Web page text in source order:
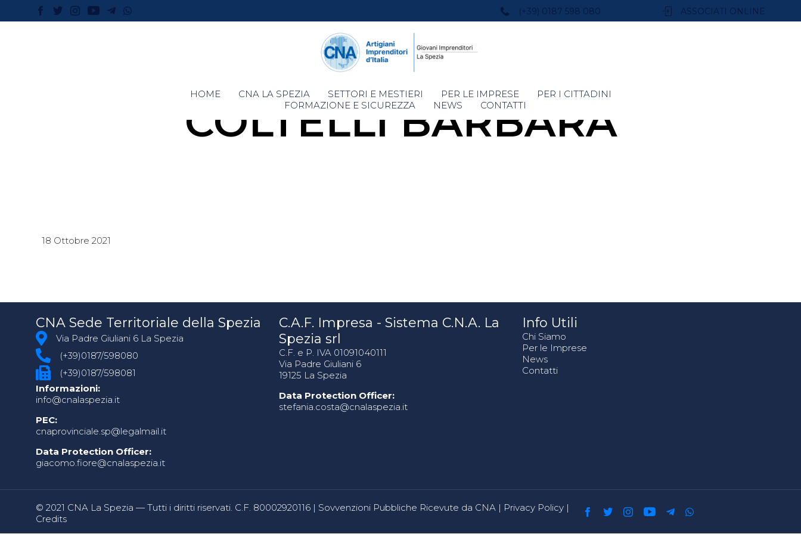
(+39) 0187 598 080 ASSOCIATI ONLINE
Skip
to
HOME CNA LA SPEZIA SETTORI E MESTIERI PER LE IMPRESE
PER I CITTADINI
FORMAZIONE E SICUREZZA
NEWS CONTATTI
COLTELLI BARBARA
18 Ottobre 2021
CNA Sede Territoriale della Spezia
Via Padre Giuliani 6 La Spezia
(+39)0187/598080
(+39)0187/598081
Informazioni:
info@cnalaspezia.it
PEC:
cnaprovinciale.sp@legalmail.it
Data Protection Officer:
giacomo.fiore@cnalaspezia.it
C.A.F. Impresa - Sistema C.N.A. La
Spezia srl
C.F. e P. IVA 01091040111
Via Padre Giuliani 6
19125 La Spezia
Data Protection Officer:
stefania.costa@cnalaspezia.it
Info Utili
Chi Siamo
Per le Imprese
News
Contatti
© 2021 CNA La Spezia — Tutti i diritti riservati. C.F. 80002920116 | Sovvenzioni Pubbliche Ricevute da CNA | Privacy Policy |
Credits